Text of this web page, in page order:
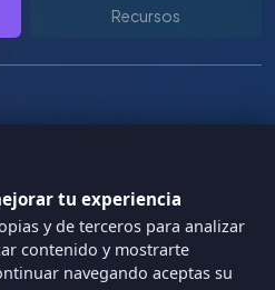
tu experiencia
y de terceros para analizar
contenido y mostrarte
navegando aceptas su
Recursos
- Universidad ICESI